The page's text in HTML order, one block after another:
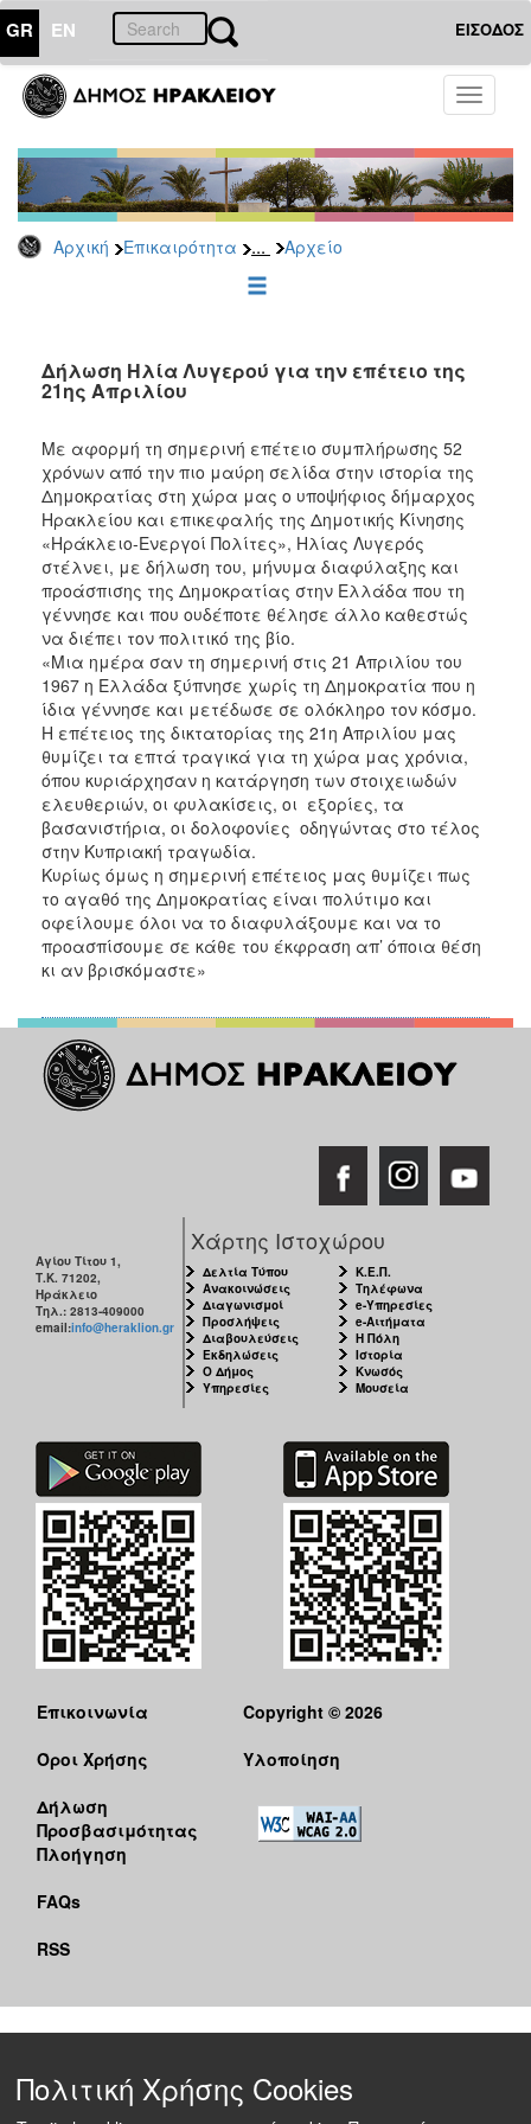
GR EN ΕΙΣΟΔΟΣ
Toggle
Αρχική Επικαιρότητα ... Αρχείο
ΕΠΙΚΑΙΡΟΤΗΤΑ
Παρατάξεις
Αρχείο
ΕΠΙΣΚΕΠΤΗΣ
Δήλωση Ηλία Λυγερού για την επέτειο της
21ης Απριλίου
Με αφορμή τη σημερινή επέτειο συμπλήρωσης 52
χρόνων από την πιο μαύρη σελίδα στην ιστορία της
Δημοκρατίας στη χώρα μας ο υποψήφιος δήμαρχος
Ηρακλείου και επικεφαλής της Δημοτικής Κίνησης
«Ηράκλειο-Ενεργοί Πολίτες», Ηλίας Λυγερός
στέλνει, με δήλωση του, μήνυμα διαφύλαξης και
προάσπισης της Δημοκρατίας στην Ελλάδα που τη
γέννησε και που ουδέποτε θέλησε άλλο καθεστώς
να διέπει τον πολιτικό της βίο.
«Μια ημέρα σαν τη σημερινή στις 21 Απριλίου του
1967 η Ελλάδα ξύπνησε χωρίς τη Δημοκρατία που η
ίδια γέννησε και μετέδωσε σε ολόκληρο τον κόσμο.
Η επέτειος της δικτατορίας της 21η Απριλίου μας
θυμίζει τα επτά τραγικά για τη χώρα μας χρόνια,
όπου κυριάρχησαν η κατάργηση των στοιχειωδών
ελευθεριών, οι φυλακίσεις, οι εξορίες, τα
βασανιστήρια, οι δολοφονίες οδηγώντας στο τέλος
στην Κυπριακή τραγωδία.
Κυρίως όμως η σημερινή επέτειος μας θυμίζει πως
το αγαθό της Δημοκρατίας είναι πολύτιμο και
οφείλουμε όλοι να το διαφυλάξουμε και να το
προασπίσουμε σε κάθε του έκφραση απ’ όποια θέση
κι αν βρισκόμαστε»
Αγίου Τίτου 1,
Τ.Κ. 71202,
Ηράκλειο
Τηλ.: 2813-409000
email:info@heraklion.gr
Χάρτης Ιστοχώρου
Δελτία Τύπου
Ανακοινώσεις
Διαγωνισμοί
Προσλήψεις
Διαβουλεύσεις
Εκδηλώσεις
Ο Δήμος
Υπηρεσίες
Κ.Ε.Π.
Τηλέφωνα
e-Υπηρεσίες
e-Αιτήματα
Η Πόλη
Ιστορία
Κνωσός
Μουσεία
Επικοινωνία
Όροι Χρήσης
Δήλωση
Προσβασιμότητας
Πλοήγηση
FAQs
RSS
Copyright © 2026
Υλοποίηση
Πολιτική Χρήσης Cookies